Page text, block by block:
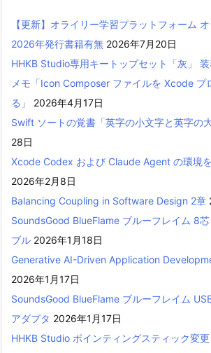
【更新】オライリー学習プラットフォーム
2026年発行書籍有無 2026年7月20日
HHKB Studio専用キートップセット「灰」
メモ「Icon Composer ファイルを Xcode プ
る」
2026年4月17日
Swift ソートの覚書「英字の小文字と英字の大
28日
Xcode Codex および Claude Agent の環境
2026年2月8日
Balancing Coupling in Software Design 2章
SoundsGood BlueFlame ブルーフレイム 8
ブル 2026年1月18日
Generative AI-Driven Application
2026年1月17日
SoundsGood BlueFlame ブルーフレイム
アダプタ 2026年1月17日
HHKB Studio ポインティングスティック変更